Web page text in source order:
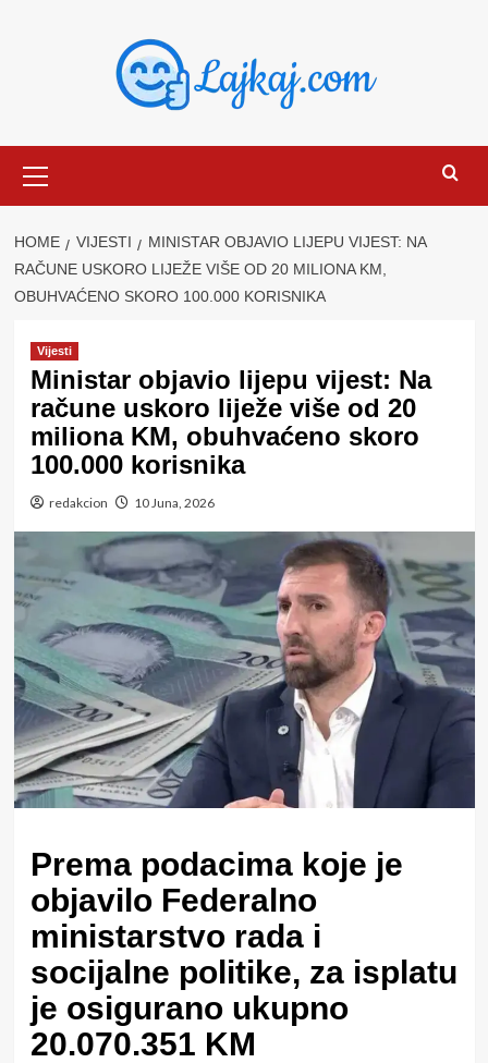
Menu
HOME VIJESTI
MINISTAR OBJAVIO LIJEPU VIJEST: NA
RAČUNE USKORO LIJEŽE VIŠE OD 20 MILIONA KM,
OBUHVAĆENO SKORO 100.000 KORISNIKA
Vijesti
Ministar objavio lijepu vijest: Na
račune uskoro liježe više od 20
miliona KM, obuhvaćeno skoro
100.000 korisnika
redakcion 10 Juna, 2026
Prema podacima koje je
objavilo Federalno
ministarstvo rada i
socijalne politike, za isplatu
je osigurano ukupno
20.070.351 KM